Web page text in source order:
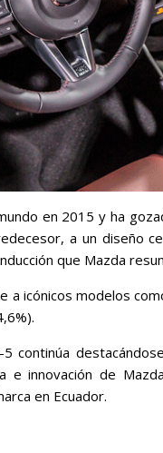
en 2015 y ha
a un diseño
que Mazda
a icónicos modelos
continúa
e innovación de
en Ecuador.